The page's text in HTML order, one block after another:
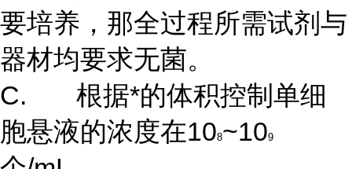
要培养，那全过程所需试剂与
器材均要求无菌。
C. 根据*的体积控制单细
胞悬液的浓度在108~109